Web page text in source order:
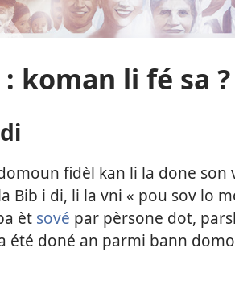
: koman li fé sa ?
fidèl kan li la done son
Bib i di, li la vni « pou sov lo
èt sové par pèrsone dot,
été doné an parmi bann